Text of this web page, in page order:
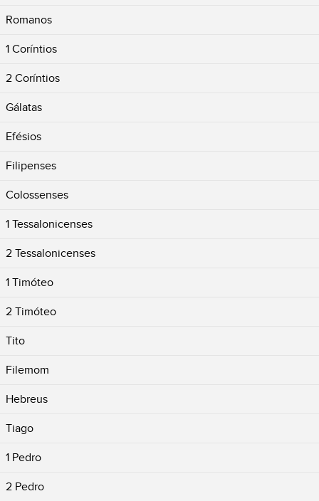
Romanos
1 Coríntios
2 Coríntios
Gálatas
Efésios
Filipenses
Colossenses
1 Tessalonicenses
2 Tessalonicenses
1 Timóteo
2 Timóteo
Tito
Filemom
Hebreus
Tiago
1 Pedro
2 Pedro